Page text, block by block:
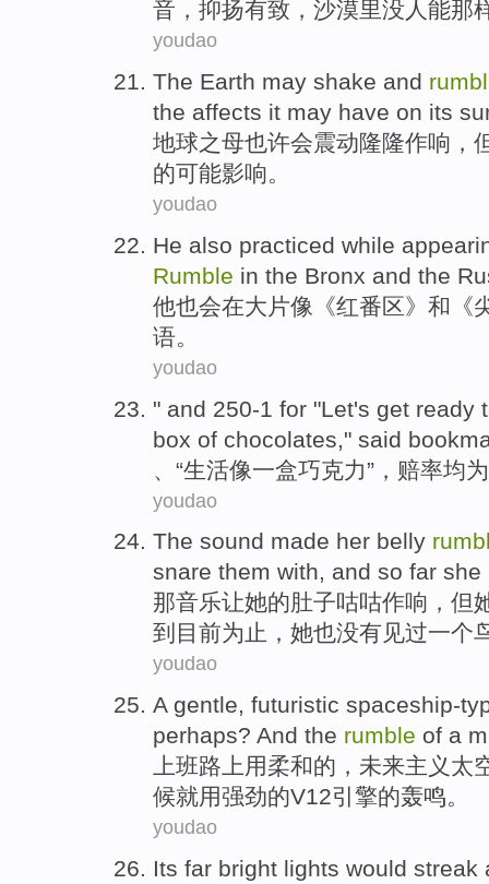
音 ，抑扬有致， 沙漠里没人 能那
youdao
The Earth may shake and
the affects it may have on its
地球之母也许会震动隆隆作响，
的可能影响。
youdao
He also practiced while
Rumble in the Bronx and the
他也会在大片像《红番区》 和
语。
youdao
" and 250-1 for "Let's get ready
box of chocolates ," said
、“生活像一盒巧克力”， 赔率均为
youdao
The sound made her belly
snare them with, and so far she
那音乐让她的肚子咕咕作响 ， 但
到目前为止 ，她也没有见过一个
youdao
A gentle, futuristic spaceship-
perhaps? And the rumble of a
上班路上用柔和的 ， 未来主义太
候就用强劲的V12引擎的轰鸣。
youdao
Its far bright lights would streak